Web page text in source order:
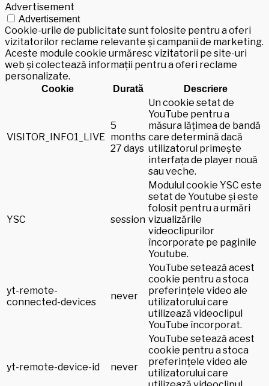
Advertisement
Advertisement
Cookie-urile de publicitate sunt folosite pentru a oferi
vizitatorilor reclame relevante și campanii de marketing.
Aceste module cookie urmăresc vizitatorii pe site-uri
web și colectează informații pentru a oferi reclame
personalizate.
Cookie Durată Descriere
VISITOR_INFO1_LIVE
5
months
27 days
Un cookie setat de
YouTube pentru a
măsura lățimea de bandă
care determină dacă
utilizatorul primește
interfața de player nouă
sau veche.
YSC session
Modulul cookie YSC este
setat de Youtube și este
folosit pentru a urmări
vizualizările
videoclipurilor
încorporate pe paginile
Youtube.
yt-remote-
connected-devices
never
YouTube setează acest
cookie pentru a stoca
preferințele video ale
utilizatorului care
utilizează videoclipul
YouTube încorporat.
yt-remote-device-id never
YouTube setează acest
cookie pentru a stoca
preferințele video ale
utilizatorului care